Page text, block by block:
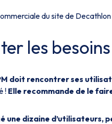
du site de Decathlon
les
doit rencontrer ses
! Elle recommande de le
une dizaine d’utilisateurs,